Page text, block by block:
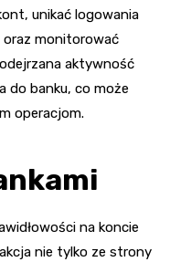
unikać logowania
oraz monitorować
aktywność
do banku, co może
operacjom.
na koncie
nie tylko ze strony